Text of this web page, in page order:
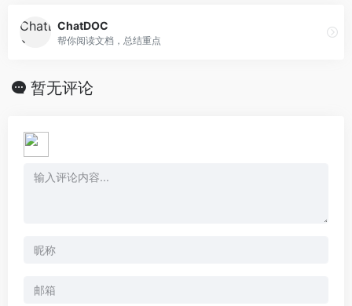
ChatDOC
帮你阅读文档，总结重点
暂无评论